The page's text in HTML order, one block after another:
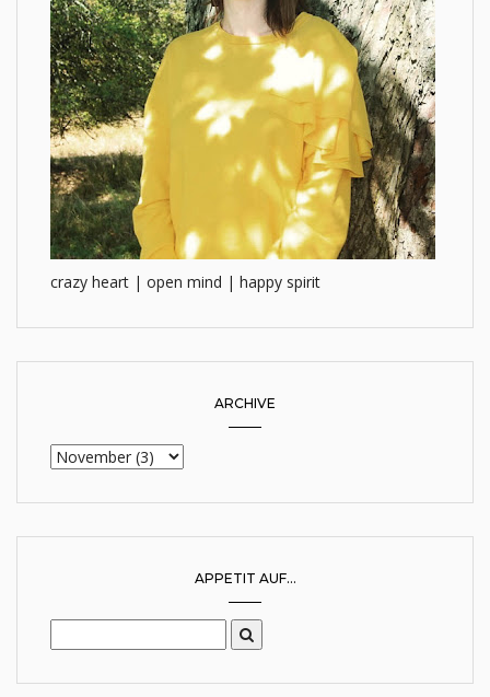
crazy heart | open mind | happy spirit
ARCHIVE
APPETIT AUF...